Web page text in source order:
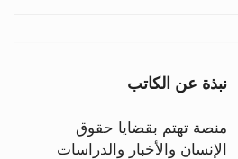
نبذة عن الكاتب
منصة تهتم بقضايا حقوق
الإنسان والأخبار والدراسات